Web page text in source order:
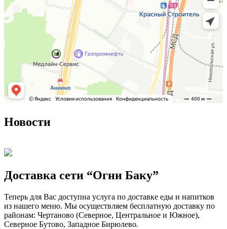
Новости
Доставка сети “Огни Баку”
Теперь для Вас доступна услуга по доставке еды и напитков
из нашего меню. Мы осуществляем бесплатную доставку по
районам: Чертаново (Северное, Центральное и Южное),
Северное Бутово, Западное Бирюлево.